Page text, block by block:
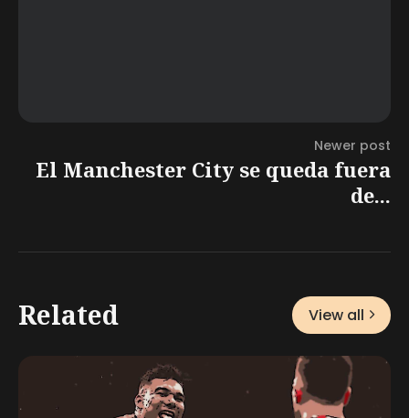
Newer post
El Manchester City se queda fuera
de...
Related View all